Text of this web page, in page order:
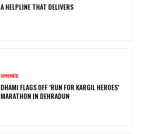
A HELPLINE THAT DELIVERS
उत्तराखंड
DHAMI FLAGS OFF ‘RUN FOR KARGIL HEROES’
MARATHON IN DEHRADUN